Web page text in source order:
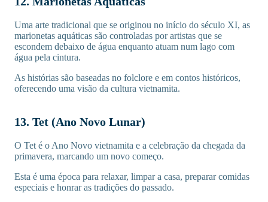
Uma arte tradicional que se originou no início do século XI, as
marionetas aquáticas são controladas por artistas que se
escondem debaixo de água enquanto atuam num lago com
água pela cintura.
As histórias são baseadas no folclore e em contos históricos,
oferecendo uma visão da cultura vietnamita.
13. Tet (Ano Novo Lunar)
O Tet é o Ano Novo vietnamita e a celebração da chegada da
primavera, marcando um novo começo.
Esta é uma época para relaxar, limpar a casa, preparar comidas
especiais e honrar as tradições do passado.